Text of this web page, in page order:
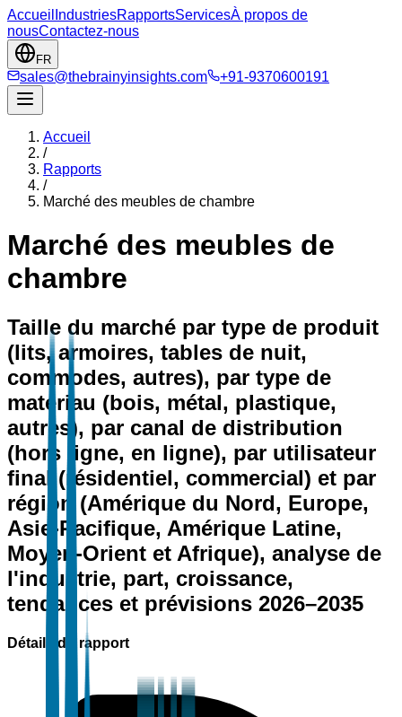
Accueil IndustriesRapportsServicesÀ propos de
nousContactez-nous
FR
sales@thebrainyinsights.com +91-9370600191
Accueil
/
Rapports
/
Marché des meubles de chambre
Marché des meubles de
chambre
Taille du marché par type de produit
(lits, armoires, tables de nuit,
commodes, autres), par type de
matériau (bois, métal, plastique,
autres), par canal de distribution
(hors ligne, en ligne), par utilisateur
final (résidentiel, commercial) et par
région (Amérique du Nord, Europe,
Asie-Pacifique, Amérique Latine,
Moyen-Orient et Afrique), analyse de
l'industrie, part, croissance,
tendances et prévisions 2026–2035
Détails du rapport